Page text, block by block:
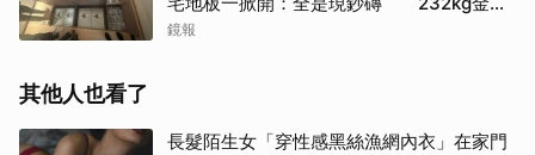
震撼影像曝
鏡報
其他人也看了
長髮陌生女「穿性感黑絲漁網內衣」在家門